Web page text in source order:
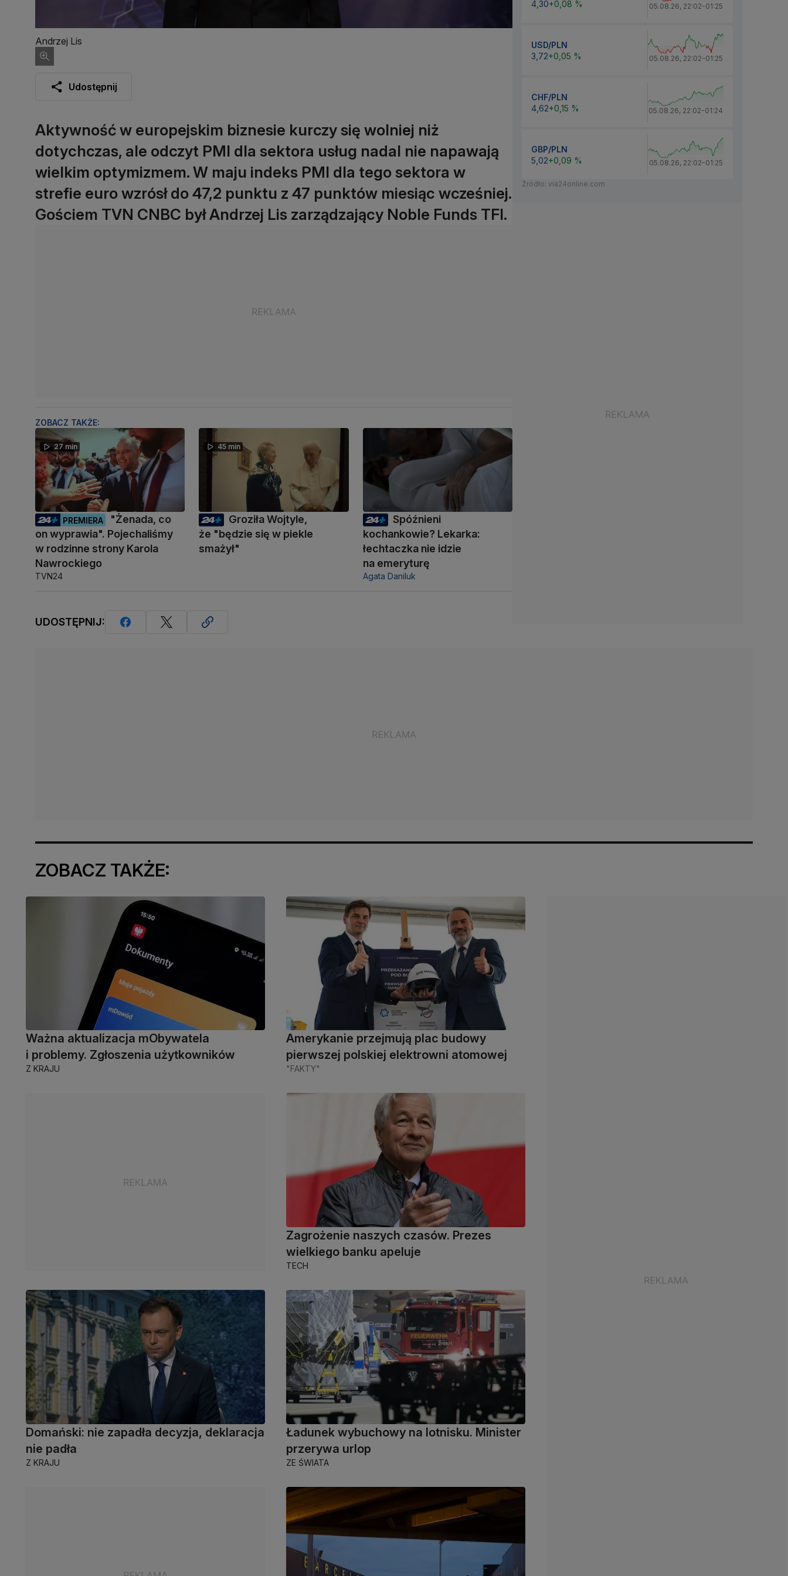
Andrzej Lis
Udostępnij
Aktywność w europejskim biznesie kurczy się wolniej niż
dotychczas, ale odczyt PMI dla sektora usług nadal nie napawają
wielkim optymizmem. W maju indeks PMI dla tego sektora w
strefie euro wzrósł do 47,2 punktu z 47 punktów miesiąc wcześniej.
Gościem TVN CNBC był Andrzej Lis zarządzający Noble Funds TFI.
ZOBACZ TAKŻE:
27 min
PREMIERA
"Żenada, co
on wyprawia". Pojechaliśmy
w rodzinne strony Karola
Nawrockiego
TVN24
45 min
Groziła Wojtyle,
że "będzie się w piekle
smażył"
Spóźnieni
kochankowie? Lekarka:
łechtaczka nie idzie
na emeryturę
Agata Daniluk
UDOSTĘPNIJ:
4,30+0,08 % 05.08.26, 22:02-01:25
USD/PLN
3,72+0,05 % 05.08.26, 22:02-01:25
CHF/PLN
4,62+0,15 % 05.08.26, 22:02-01:24
GBP/PLN
5,02+0,09 % 05.08.26, 22:02-01:25
Źródło: via24online.com
ZOBACZ TAKŻE:
Ważna aktualizacja mObywatela
i problemy. Zgłoszenia użytkowników
Z KRAJU
Amerykanie przejmują plac budowy
pierwszej polskiej elektrowni atomowej
"FAKTY"
Zagrożenie naszych czasów. Prezes
wielkiego banku apeluje
TECH
Domański: nie zapadła decyzja, deklaracja
nie padła
Z KRAJU
Ładunek wybuchowy na lotnisku. Minister
przerywa urlop
ZE ŚWIATA